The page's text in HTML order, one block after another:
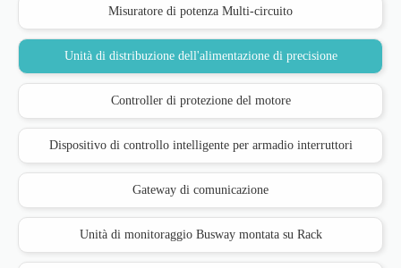
Misuratore di potenza Multi-circuito
Unità di distribuzione dell'alimentazione di precisione
Controller di protezione del motore
Dispositivo di controllo intelligente per armadio interruttori
Gateway di comunicazione
Unità di monitoraggio Busway montata su Rack